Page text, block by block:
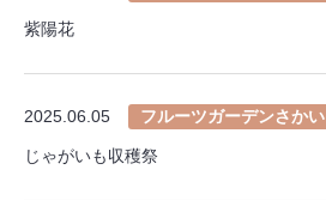
紫陽花
2025.06.05 フルーツガーデンさかい
じゃがいも収穫祭